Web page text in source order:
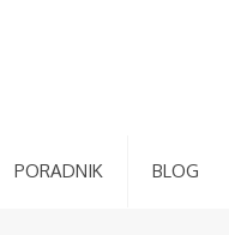
PORADNIK BLOG